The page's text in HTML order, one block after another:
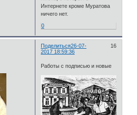
Интернете кроме Муратова
ничего нет.
0
Поделиться 16
26-07-
2017 18:59:36
Работы с подписью и новые